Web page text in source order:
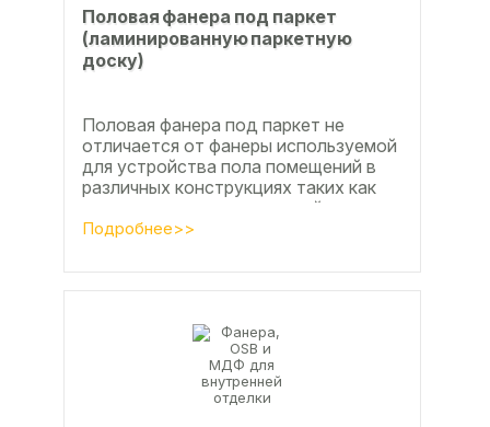
Половая фанера под паркет
(ламинированную паркетную
доску)
Половая фанера под паркет не
отличается от фанеры используемой
для устройства пола помещений в
различных конструкциях таких как
ламинат из ламинированной
паркетной доски, а так же...
Подробнее>>